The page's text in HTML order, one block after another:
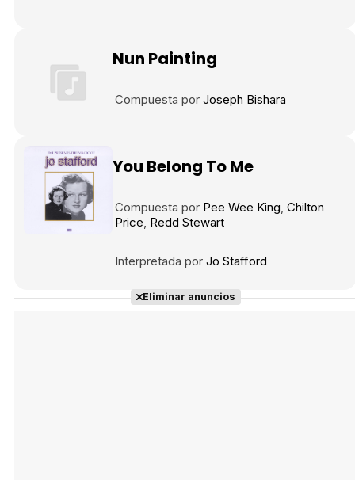
Nun Painting
Compuesta por Joseph Bishara
You Belong To Me
Compuesta por Pee Wee King Chilton
Price Redd Stewart
Interpretada por Jo Stafford
Eliminar anuncios